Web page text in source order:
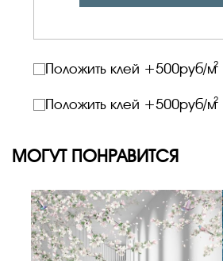
Положить клей +500руб/м2
Положить клей +500руб/м2
МОГУТ ПОНРАВИТСЯ